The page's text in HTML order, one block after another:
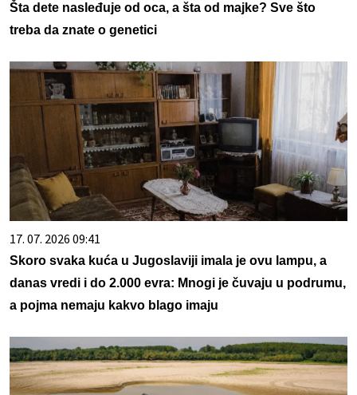
Šta dete nasleđuje od oca, a šta od majke? Sve što
treba da znate o genetici
17. 07. 2026 09:41
Skoro svaka kuća u Jugoslaviji imala je ovu lampu, a
danas vredi i do 2.000 evra: Mnogi je čuvaju u podrumu,
a pojma nemaju kakvo blago imaju